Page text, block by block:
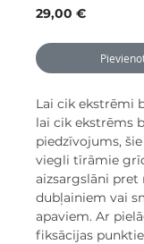
29,00 €Cena
Lai cik ekstrēmi
lai cik ekstrēms
piedzīvojums,
viegli tīrāmie
aizsargslāni
dubļainiem vai
apaviem. Ar
fiksācijas